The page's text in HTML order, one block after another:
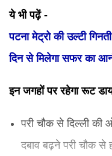
ये भी पढ़ें -
पटना मेट्रो की उल्टी
दिन से मिलेगा सफर का
इन जगहों पर रहेगा रूट
परी चौक से दिल्ली की
दबाव बढ़ने परी चौक